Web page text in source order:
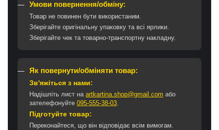
Умови повернення/обміну:
Товар не повинен бути використаним.
Зберігайте оригінальну упаковку та всі ярлики.
Зберігайте чек та товарно-транспортну накладну.
Як повернути/обміняти товар:
Зв'яжіться з нами:
Надішліть лист на artkartina.shop@gmail.com або
зателефонуйте 095-555-38-03.
Підготуйте товар:
Переконайтеся, що він відповідає всім вимогам.